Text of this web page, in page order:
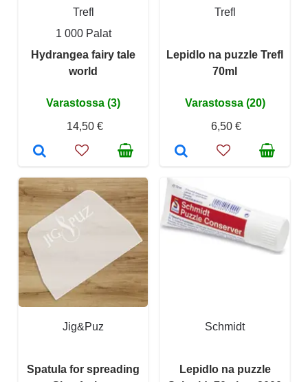
Trefl
1 000 Palat
Hydrangea fairy tale
world
Varastossa (3)
14,50 €
Trefl
Lepidlo na puzzle Trefl
70ml
Varastossa (20)
6,50 €
Jig&Puz
Spatula for spreading
Schmidt
Lepidlo na puzzle